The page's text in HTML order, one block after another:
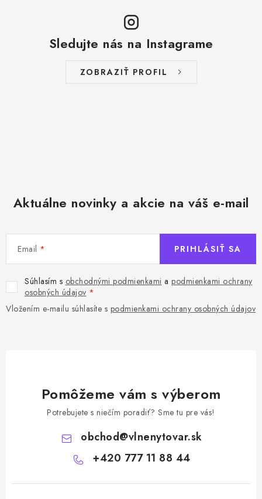
s
Sledujte nás na Instagrame
ZOBRAZIŤ PROFIL
Aktuálne novinky a akcie na váš e-mail
Email
Súhlasím s obchodnými podmienkami a podmienkami ochrany
osobných údajov
Vložením e-mailu súhlasíte s podmienkami ochrany osobných údajov
PRIHLÁSIŤ SA
Pomôžeme vám s výberom
Potrebujete s niečím poradiť? Sme tu pre vás!
obchod@vlnenytovar.sk
+420 777 11 88 44